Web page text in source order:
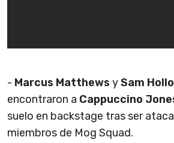
- Marcus Matthews ySam
encontraron a Cappuccino
suelo en backstage tras ser
miembros de Mog Squad.